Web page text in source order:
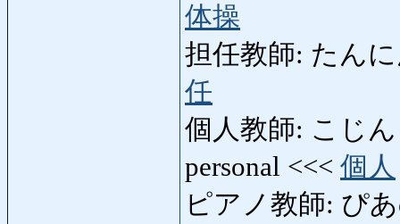
体操
担任教師: たん
任
個人教師: こじん
personal <<< 個人
ピアノ教師: ぴ